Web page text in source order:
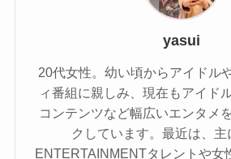
yasui
20代女性。幼い頃からアイドル
ィ番組に親しみ、現在もアイド
コンテンツなど幅広いエンタメ
クしています。最近は、主
ENTERTAINMENTタレントや女